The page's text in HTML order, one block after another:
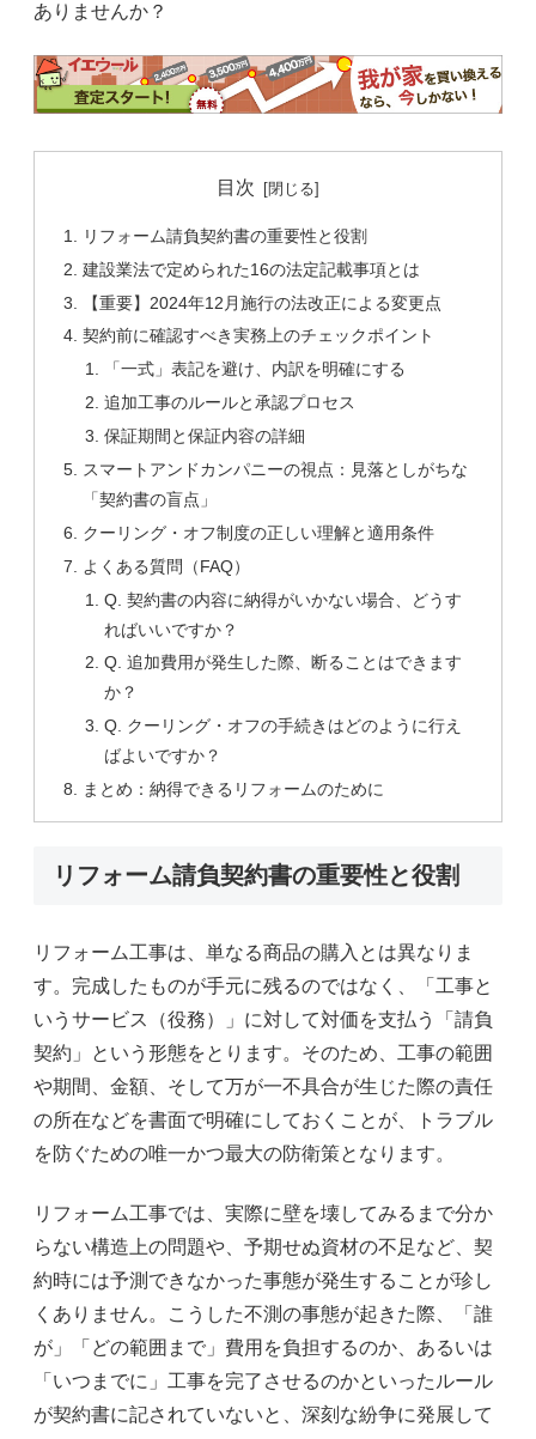
ありませんか？
目次
リフォーム請負契約書の重要性と役割
建設業法で定められた16の法定記載事項とは
【重要】2024年12月施行の法改正による変更点
契約前に確認すべき実務上のチェックポイント
「一式」表記を避け、内訳を明確にする
追加工事のルールと承認プロセス
保証期間と保証内容の詳細
スマートアンドカンパニーの視点：見落としがちな
「契約書の盲点」
クーリング・オフ制度の正しい理解と適用条件
よくある質問（FAQ）
Q. 契約書の内容に納得がいかない場合、どうす
ればいいですか？
Q. 追加費用が発生した際、断ることはできます
か？
Q. クーリング・オフの手続きはどのように行え
ばよいですか？
まとめ：納得できるリフォームのために
リフォーム請負契約書の重要性と役割
リフォーム工事は、単なる商品の購入とは異なりま
す。完成したものが手元に残るのではなく、「工事と
いうサービス（役務）」に対して対価を支払う「請負
契約」という形態をとります。そのため、工事の範囲
や期間、金額、そして万が一不具合が生じた際の責任
の所在などを書面で明確にしておくことが、トラブル
を防ぐための唯一かつ最大の防衛策となります。
リフォーム工事では、実際に壁を壊してみるまで分か
らない構造上の問題や、予期せぬ資材の不足など、契
約時には予測できなかった事態が発生することが珍し
くありません。こうした不測の事態が起きた際、「誰
が」「どの範囲まで」費用を負担するのか、あるいは
「いつまでに」工事を完了させるのかといったルール
が契約書に記されていないと、深刻な紛争に発展して